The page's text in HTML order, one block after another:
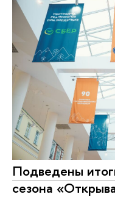
Подведены
сезона